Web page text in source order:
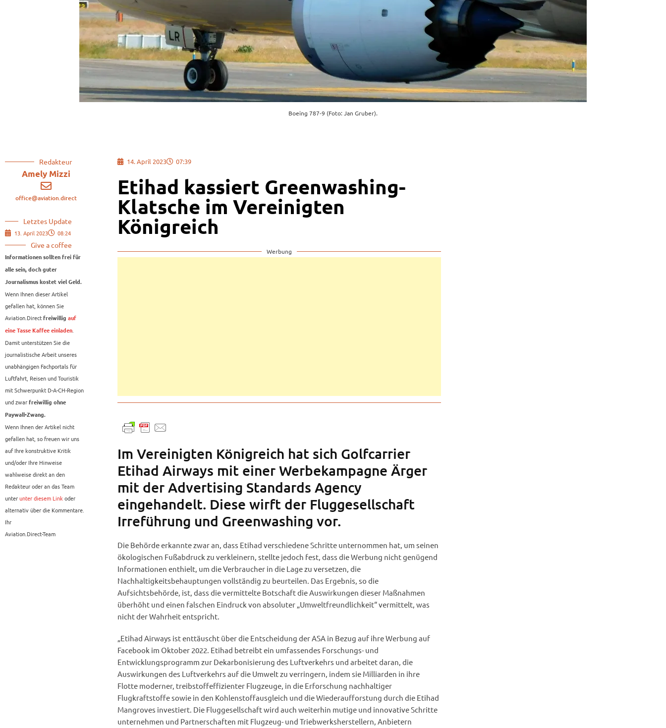
Boeing 787-9 (Foto: Jan Gruber).
Redakteur
Amely Mizzi
office@aviation.direct
Letztes Update
13. April 2023 08:24
Give a coffee
Informationen sollten frei für
alle sein, doch guter
Journalismus kostet viel Geld.
Wenn Ihnen dieser Artikel
gefallen hat, können Sie
Aviation.Direct freiwillig auf
eine Tasse Kaffee einladen.
Damit unterstützen Sie die
journalistische Arbeit unseres
unabhängigen Fachportals für
Luftfahrt, Reisen und Touristik
mit Schwerpunkt D-A-CH-Region
und zwar freiwillig ohne
Paywall-Zwang.
Wenn Ihnen der Artikel nicht
gefallen hat, so freuen wir uns
auf Ihre konstruktive Kritik
und/oder Ihre Hinweise
wahlweise direkt an den
Redakteur oder an das Team
unterunter diesem Linkoder
alternativ über die Kommentare.
Ihr
Aviation.Direct-Team
14. April 2023 07:39
Etihad kassiert Greenwashing-
Klatsche im Vereinigten
Königreich
Werbung
Im Vereinigten Königreich hat sich Golfcarrier
Etihad Airways mit einer Werbekampagne Ärger
mit der Advertising Standards Agency
eingehandelt. Diese wirft der Fluggesellschaft
Irreführung und Greenwashing vor.
Die Behörde erkannte zwar an, dass Etihad verschiedene Schritte unternommen hat, um seinen
ökologischen Fußabdruck zu verkleinern, stellte jedoch fest, dass die Werbung nicht genügend
Informationen enthielt, um die Verbraucher in die Lage zu versetzen, die
Nachhaltigkeitsbehauptungen vollständig zu beurteilen. Das Ergebnis, so die
Aufsichtsbehörde, ist, dass die vermittelte Botschaft die Auswirkungen dieser Maßnahmen
überhöht und einen falschen Eindruck von absoluter „Umweltfreundlichkeit“ vermittelt, was
nicht der Wahrheit entspricht.
„Etihad Airways ist enttäuscht über die Entscheidung der ASA in Bezug auf ihre Werbung auf
Facebook im Oktober 2022. Etihad betreibt ein umfassendes Forschungs- und
Entwicklungsprogramm zur Dekarbonisierung des Luftverkehrs und arbeitet daran, die
Auswirkungen des Luftverkehrs auf die Umwelt zu verringern, indem sie Milliarden in ihre
Flotte moderner, treibstoffeffizienter Flugzeuge, in die Erforschung nachhaltiger
Flugkraftstoffe sowie in den Kohlenstoffausgleich und die Wiederaufforstung durch die Etihad
Mangroves investiert. Die Fluggesellschaft wird auch weiterhin mutige und innovative Schritte
unternehmen und Partnerschaften mit Flugzeug- und Triebwerksherstellern, Anbietern